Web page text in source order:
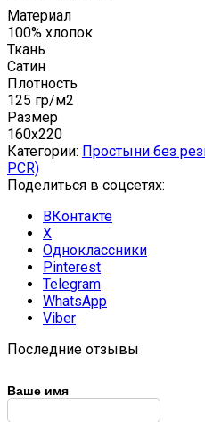
Материал
100% хлопок
Ткань
Сатин
Плотность
125 гр/м2
Размер
160x220
Категории: Простыни без
PCR)
Поделиться в соцсетях:
ВКонтакте
X
Одноклассники
Pinterest
Telegram
WhatsApp
Viber
Последние отзывы
Ваше имя